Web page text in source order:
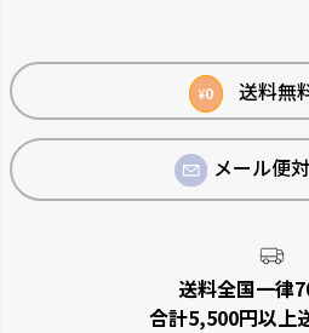
菜園上手
野菜を上手に育てる機能が充実
シ
廃
¥0 送料無
メール便
送料全国一律
合計5,500円以上